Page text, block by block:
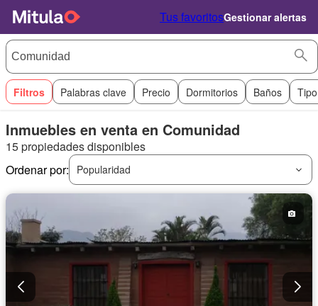
Tus favoritosGestionar alertas
Filtros Palabras clave Precio Dormitorios Baños
Inmuebles en venta en Comunidad
15 propiedades disponibles
Ordenar por:
Popularidad